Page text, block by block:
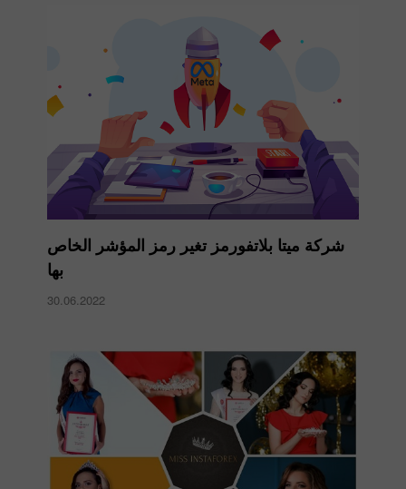
شركة ميتا بلاتفورمز تغير رمز المؤشر الخاص
بها
30.06.2022